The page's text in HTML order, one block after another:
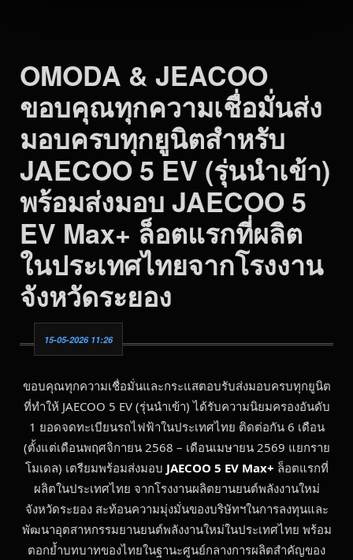
OMODA & JEACOO
ขอบคุณทุกความเชื่อมั่นส่ง
มอบครบทุกยูนิตสำหรับ
JAECOO 5 EV (รุ่นนำเข้า)
พร้อมส่งมอบ JAECOO 5
EV Max+ ล็อตแรกที่ผลิต
ในประเทศไทยจากโรงงาน
จังหวัดระยอง
15-05-2026 11:26
ขอบคุณทุกความเชื่อมั่นและกระแสตอบรับส่งมอบครบทุกยูนิต
ที่ทำให้ JAECOO 5 EV (รุ่นนำเข้า) ได้รับความนิยมครองอันดับ
1 ยอดจดทะเบียนรถไฟฟ้าในประเทศไทย ติดต่อกัน 6 เดือน
(ตั้งแต่เดือนพฤศจิกายน 2568 – เดือนเมษายน 2569 แยกราย
โมเดล) เตรียมพร้อมส่งมอบ JAECOO 5 EV Max+ ล็อตแรกที่
ผลิตในประเทศไทย จากโรงงานผลิตยานยนต์พลังงานใหม่
จังหวัดระยอง สะท้อนความมุ่งมั่นของบริษัทฯในการลงทุนและ
พัฒนาอุตสาหกรรมยานยนต์พลังงานใหม่ในประเทศไทย พร้อม
ตอกย้ำบทบาทของไทยในฐานะศูนย์กลางการผลิตสำคัญของ